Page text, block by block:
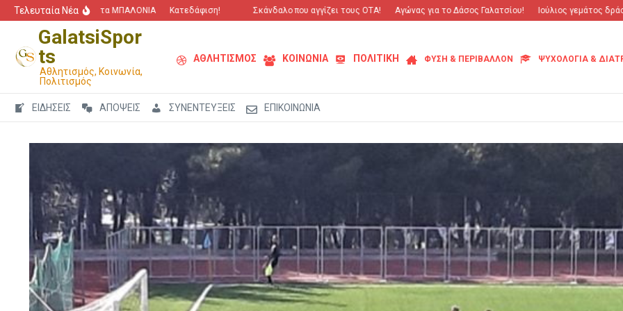
Μετάβαση στο περιεχόμενο
Τελευταία Νέα
“Πόλεμος” για τα ΜΠΑΛΟΝΙΑ Κατεδάφιση! Σκάνδαλο που αγγίζει τους ΟΤΑ! Αγώνας για το Δάσος Γαλατσίου! Ιούλιος γεμάτος δράση
GalatsiSpor
ts
Αθλητισμός, Κοινωνία,
Πολιτισμός
ΑΘΛΗΤΙΣΜΟΣ ΚΟΙΝΩΝΙΑ ΠΟΛΙΤΙΚΗ ΦΥΣΗ & ΠΕΡΙΒΑΛΛΟΝ ΨΥΧΟΛΟΓΙΑ &
ΕΙΔΗΣΕΙΣ ΑΠΟΨΕΙΣ ΣΥΝΕΝΤΕΥΞΕΙΣ ΕΠΙΚΟΙΝΩΝΙΑ